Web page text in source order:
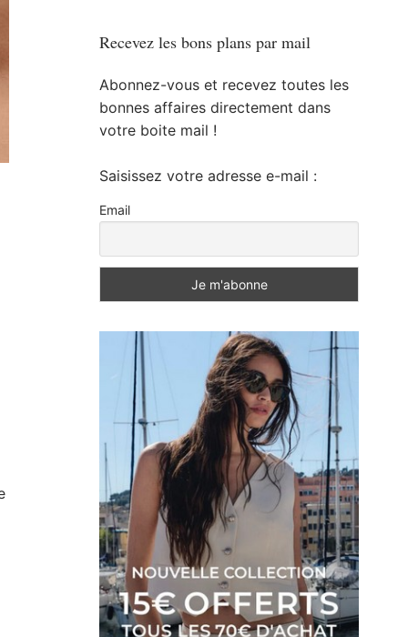
Recevez les bons plans par mail
Abonnez-vous et recevez toutes les
bonnes affaires directement dans
votre boite mail !
Saisissez votre adresse e-mail :
Email